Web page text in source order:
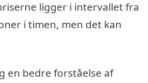
ligger i intervallet fra
i timen, men det kan
en bedre forståelse af